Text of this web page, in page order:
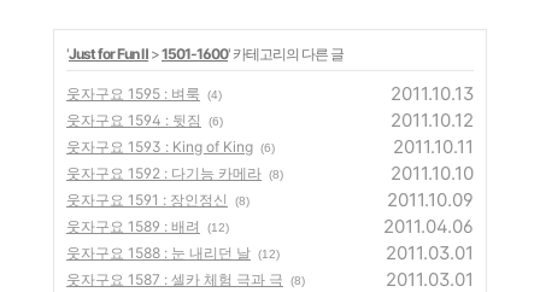
'Just for Fun Ⅱ >1501-1600' 카테고리의 다른 글
웃자구요 1595 : 벼룩 (4) 2011.10.13
웃자구요 1594 : 뒷짐 (6) 2011.10.12
웃자구요 1593 : King of King (6) 2011.10.11
웃자구요 1592 : 다기능 카메라 (8) 2011.10.10
웃자구요 1591 : 장인정신 (8) 2011.10.09
웃자구요 1589 : 배려 (12) 2011.04.06
웃자구요 1588 : 눈 내리던 날 (12) 2011.03.01
웃자구요 1587 : 셀카 체험 극과 극 (8) 2011.03.01